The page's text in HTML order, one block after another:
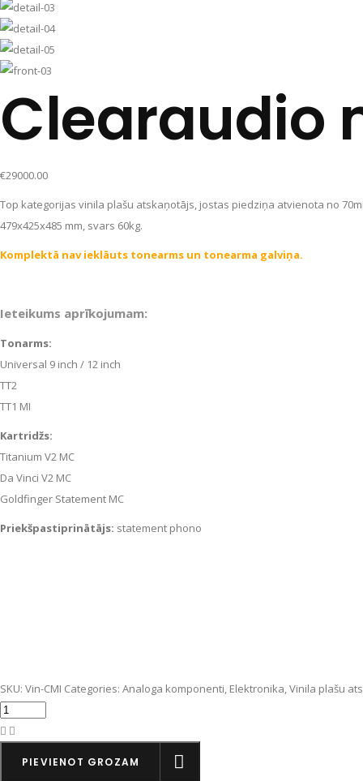
Clearaudio
€29000.00
Top kategorijas vinila plašu atskaņotājs, jostas piedziņa atvienota no
479x425x485 mm, svars 60kg.
Komplektā nav ieklāuts tonearms un tonearma galviņa.
Ieteikums aprīkojumam:
Tonarms:
Universal 9 inch / 12 inch
TT2
TT1 MI
Kartridžs:
Titanium V2 MC
Da Vinci V2 MC
Goldfinger Statement MC
Priekšpastiprinātājs: statement phono
SKU: Vin-CMI Categories: Analoga komponenti, Elektronika,Vinila plašu
Clearaudio
master
PIEVIENOT GROZAM